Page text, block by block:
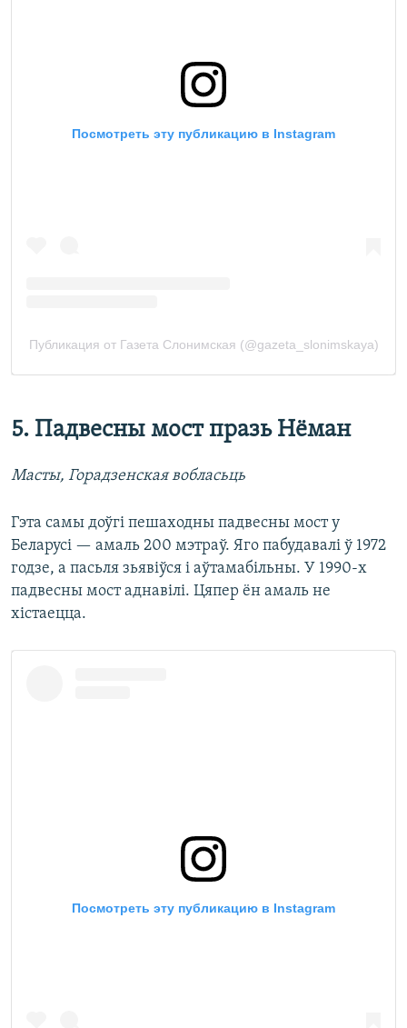
5. Падвесны мост празь Нёман
Масты, Горадзенская вобласьць
Гэта самы доўгі пешаходны падвесны мост у
Беларусі — амаль 200 мэтраў. Яго пабудавалі ў 1972
годзе, а пасьля зьявіўся і аўтамабільны. У 1990-х
падвесны мост аднавілі. Цяпер ён амаль не
хістаецца.